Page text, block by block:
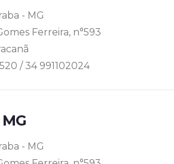
- MG
Ferreira, n°593
/ 34 991102024
- MG